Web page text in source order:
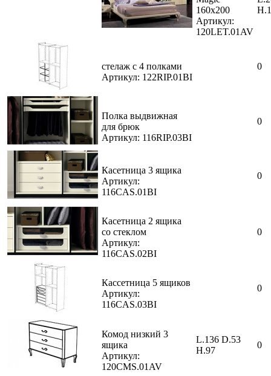
160х200
Артикул:
120LET.01AV
стелаж с 4 полками
Артикул: 122RIP.01BI
0
Полка выдвижная
для брюк
Артикул: 116RIP.03BI
0
Касетница 3 ящика
Артикул:
116CAS.01BI
0
Касетница 2 ящика
со стеклом
Артикул:
116CAS.02BI
0
Кассетница 5 ящиков
Артикул:
116CAS.03BI
0
Комод низкий 3
ящика
Артикул:
120CMS.01AV
L.136 D.53
H.97
0